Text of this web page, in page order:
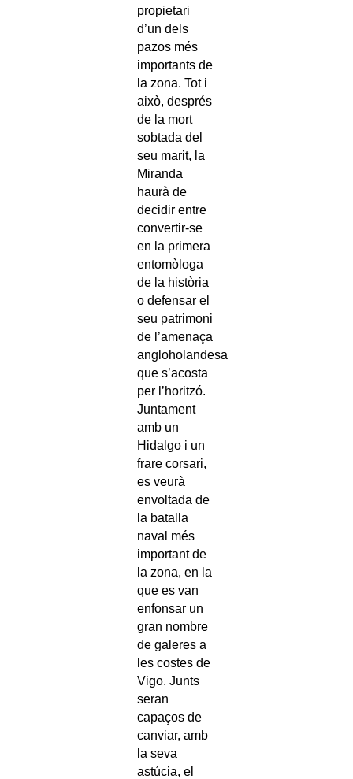
propietari
d’un dels
pazos més
importants de
la zona. Tot i
això, després
de la mort
sobtada del
seu marit, la
Miranda
haurà de
decidir entre
convertir-se
en la primera
entomòloga
de la història
o defensar el
seu patrimoni
de l’amenaça
angloholandesa
que s’acosta
per l’horitzó.
Juntament
amb un
Hidalgo i un
frare corsari,
es veurà
envoltada de
la batalla
naval més
important de
la zona, en la
que es van
enfonsar un
gran nombre
de galeres a
les costes de
Vigo. Junts
seran
capaços de
canviar, amb
la seva
astúcia, el